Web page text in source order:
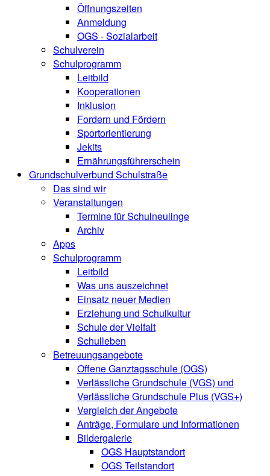
Öffnungszeiten
Anmeldung
OGS - Sozialarbeit
Schulverein
Schulprogramm
Leitbild
Kooperationen
Inklusion
Fordern und Fördern
Sportorientierung
Jekits
Ernährungsführerschein
Grundschulverbund Schulstraße
Das sind wir
Veranstaltungen
Termine für Schulneulinge
Archiv
Apps
Schulprogramm
Leitbild
Was uns auszeichnet
Einsatz neuer Medien
Erziehung und Schulkultur
Schule der Vielfalt
Schulleben
Betreuungsangebote
Offene Ganztagsschule (OGS)
Verlässliche Grundschule (VGS) und
Verlässliche Grundschule Plus (VGS+)
Vergleich der Angebote
Anträge, Formulare und Informationen
Bildergalerie
OGS Hauptstandort
OGS Teilstandort